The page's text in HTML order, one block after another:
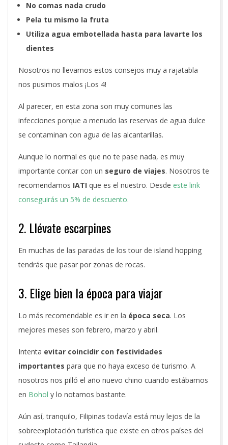
No comas nada crudo
Pela tu mismo la fruta
Utiliza agua embotellada hasta para lavarte los
dientes
Nosotros no llevamos estos consejos muy a rajatabla
nos pusimos malos ¡Los 4!
Al parecer, en esta zona son muy comunes las
infecciones porque a menudo las reservas de agua dulce
se contaminan con agua de las alcantarillas.
Aunque lo normal es que no te pase nada, es muy
importante contar con un seguro de viajes. Nosotros te
recomendamos IATI que es el nuestro. Desde este link
conseguirás un 5% de descuento.
2. Llévate escarpines
En muchas de las paradas de los tour de island hopping
tendrás que pasar por zonas de rocas.
3. Elige bien la época para viajar
Lo más recomendable es ir en la época seca. Los
mejores meses son febrero, marzo y abril.
Intenta evitar coincidir con festividades
importantes para que no haya exceso de turismo. A
nosotros nos pilló el año nuevo chino cuando estábamos
en Bohol y lo notamos bastante.
Aún así, tranquilo, Filipinas todavía está muy lejos de la
sobreexplotación turística que existe en otros países del